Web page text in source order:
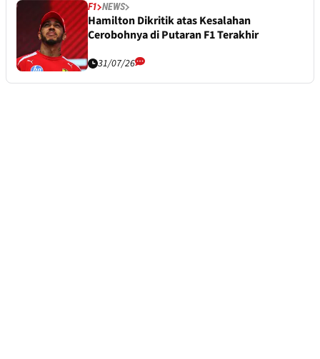
F1 NEWS
Hamilton Dikritik atas Kesalahan
Cerobohnya di Putaran F1 Terakhir
31/07/26